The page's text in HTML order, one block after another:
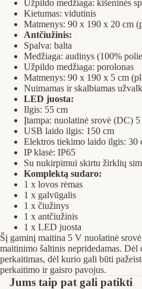
Užpildo medžiaga: kišeninės
Kietumas: vidutinis
Matmenys: 90 x 190 x 20 cm
Antčiužinis:
Spalva: balta
Medžiaga: audinys (100%
Užpildo medžiaga: porolonas
Matmenys: 90 x 190 x 5 cm
Nuimamas ir skalbiamas
LED juosta:
Ilgis: 55 cm
Įtampa: nuolatinė srovė (DC)
USB laido ilgis: 150 cm
Elektros tiekimo laido ilgis: 30
IP klasė: IP65
Su nukirpimui skirtu žirklių
Komplektą sudaro:
1 x lovos rėmas
1 x galvūgalis
1 x čiužinys
1 x antčiužinis
1 x LED juosta
Šį gaminį maitina 5 V nuolatinė
maitinimo šaltinis nepridedamas.
perkaitimas, dėl kurio gali būti
perkaitimo ir gaisro pavojus.
Jums taip pat gali patikti
Privatumo strategija